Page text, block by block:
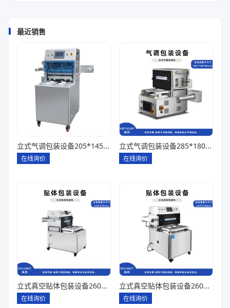
最近销售
立式气调包装设备205*145*85一出四
在线询价
立式气调包装设备285*180*80一出一
在线询价
立式真空贴体包装设备260*180一出四
在线询价
立式真空贴体包装设备260*180一出二
在线询价